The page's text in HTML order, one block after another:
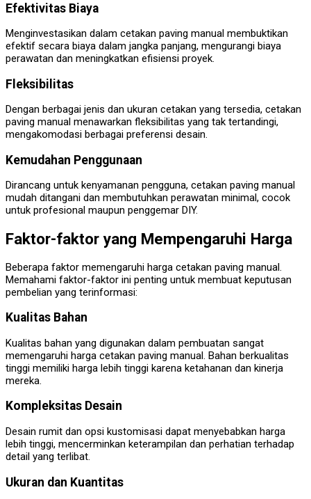
Efektivitas Biaya
Menginvestasikan dalam cetakan paving manual membuktikan
efektif secara biaya dalam jangka panjang, mengurangi biaya
perawatan dan meningkatkan efisiensi proyek.
Fleksibilitas
Dengan berbagai jenis dan ukuran cetakan yang tersedia, cetakan
paving manual menawarkan fleksibilitas yang tak tertandingi,
mengakomodasi berbagai preferensi desain.
Kemudahan Penggunaan
Dirancang untuk kenyamanan pengguna, cetakan paving manual
mudah ditangani dan membutuhkan perawatan minimal, cocok
untuk profesional maupun penggemar DIY.
Faktor-faktor yang Mempengaruhi Harga
Beberapa faktor memengaruhi harga cetakan paving manual.
Memahami faktor-faktor ini penting untuk membuat keputusan
pembelian yang terinformasi:
Kualitas Bahan
Kualitas bahan yang digunakan dalam pembuatan sangat
memengaruhi harga cetakan paving manual. Bahan berkualitas
tinggi memiliki harga lebih tinggi karena ketahanan dan kinerja
mereka.
Kompleksitas Desain
Desain rumit dan opsi kustomisasi dapat menyebabkan harga
lebih tinggi, mencerminkan keterampilan dan perhatian terhadap
detail yang terlibat.
Ukuran dan Kuantitas